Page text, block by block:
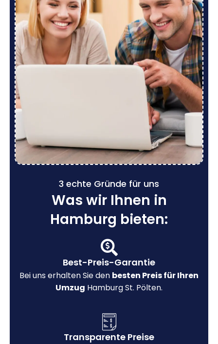
3 echte Gründe für uns
Was wir Ihnen in
Hamburg bieten:
Best-Preis-Garantie
Bei uns erhalten Sie den besten Preis für Ihren
Umzug Hamburg St. Pölten.
Transparente Preise